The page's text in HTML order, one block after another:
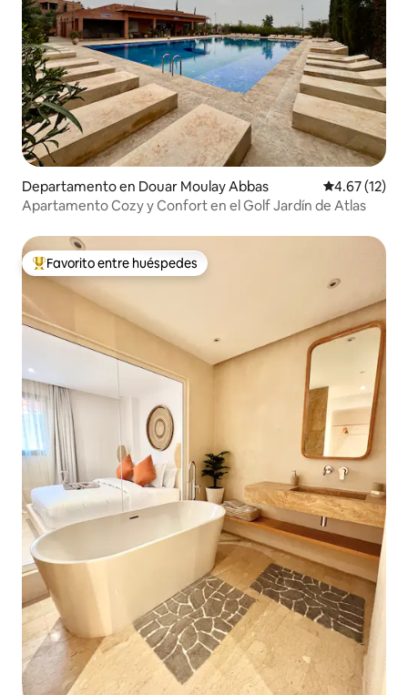
Departamento en Douar Moulay Abbas Calificación
4.67 (12)
Apartamento Cozy y Confort en el Golf Jardín de Atlas
De los mejores en Favorito entre huéspedes
Favorito entre huéspedes